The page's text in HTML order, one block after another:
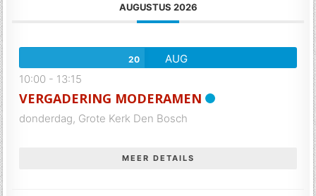
AUGUSTUS 2026
20
AUG
10:00 - 13:15
VERGADERING MODERAMEN
donderdag, Grote Kerk Den Bosch
MEER DETAILS